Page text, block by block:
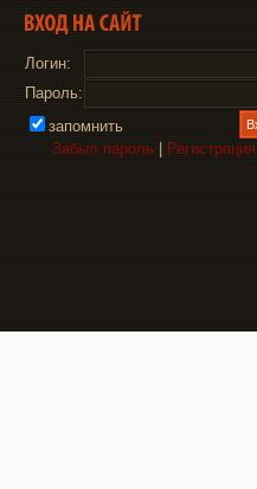
Логин:
Пароль:
запомнить
Забыл пароль
Регистрация